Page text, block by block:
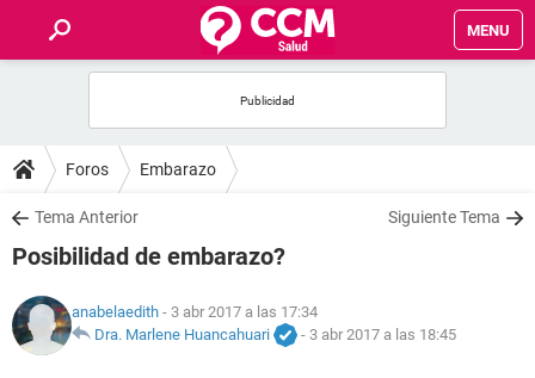
MENU
FOROS
SALUD
NUTRICIÓN
Foros Embarazo
Tema Anterior Siguiente Tema
Posibilidad de embarazo?
anabelaedith - 3 abr 2017 a las 17:34
Dra. Marlene Huancahuari
- 3 abr 2017 a las 18:45